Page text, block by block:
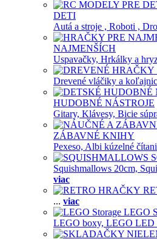
DETI
Autá a stroje , Roboti ,
NAJMENŠÍCH
Uspavačky, Hrkálky a
Drevené vláčiky a
HUDOBNÉ NÁSTROJE
Gitary, Klávesy, Bicie
ZÁBAVNÉ KNIHY
Pexeso, Albi kúzelné
Squishmallows 20cm,
viac
... viac
LEGO
LEGO boxy, LEGO LED